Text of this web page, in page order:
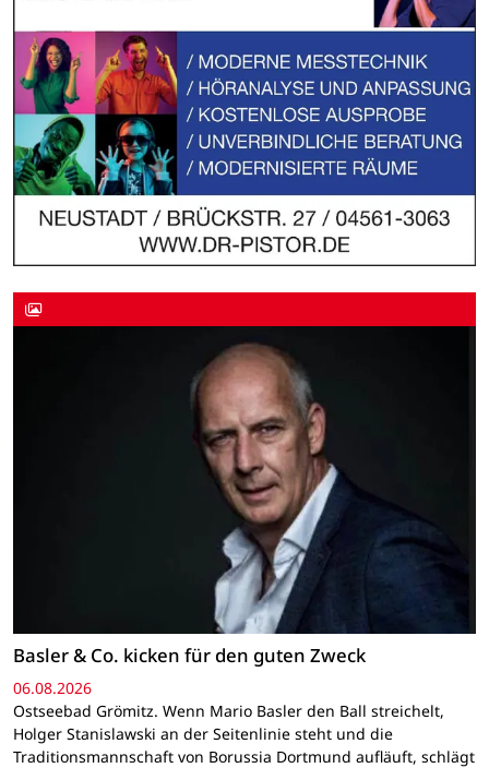
Basler & Co. kicken für den guten Zweck
06.08.2026
Ostseebad Grömitz. Wenn Mario Basler den Ball streichelt,
Holger Stanislawski an der Seitenlinie steht und die
Traditionsmannschaft von Borussia Dortmund aufläuft, schlägt